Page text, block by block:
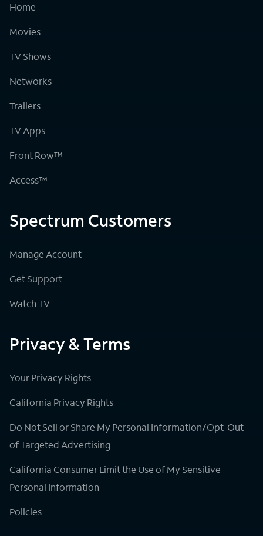
Home
Movies
TV Shows
Networks
Trailers
TV Apps
Front Row™
Access™
Spectrum Customers
Manage Account
Get Support
Watch TV
Privacy & Terms
Your Privacy Rights
California Privacy Rights
Do Not Sell or Share My Personal Information/Opt-Out
of Targeted Advertising
California Consumer Limit the Use of My Sensitive
Personal Information
Policies